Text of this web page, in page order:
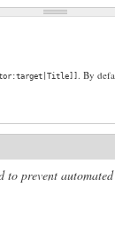
. By
prevent automated